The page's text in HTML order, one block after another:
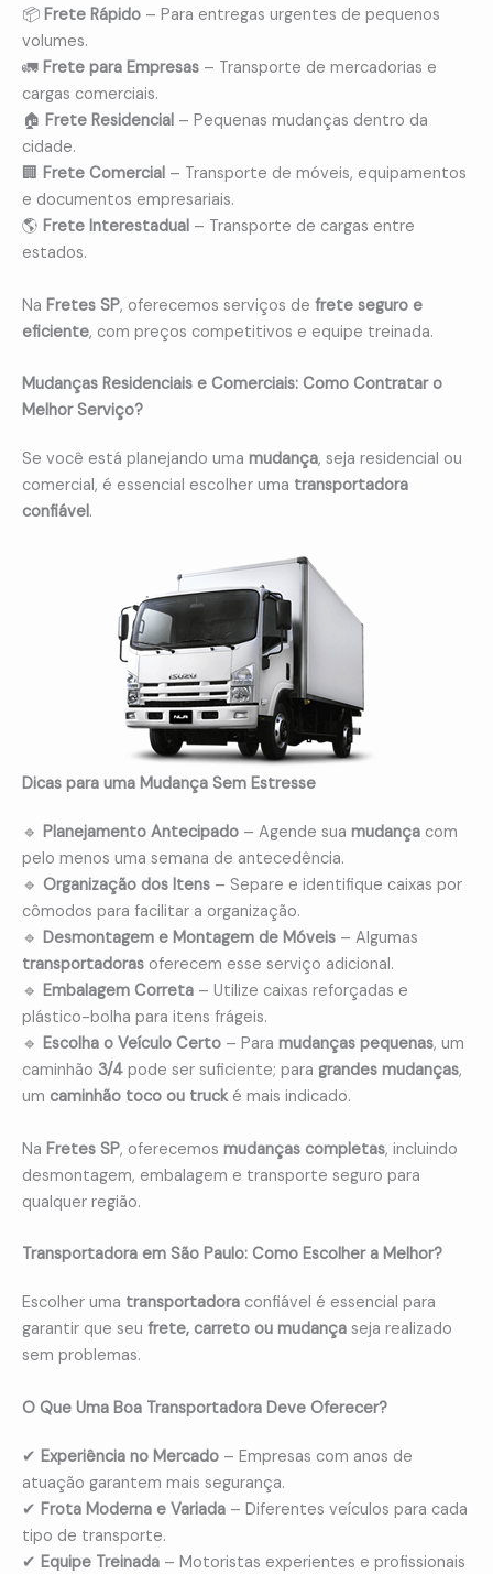
📦 Frete Rápido – Para entregas urgentes de pequenos
volumes.
🚛 Frete para Empresas – Transporte de mercadorias e
cargas comerciais.
🏠 Frete Residencial – Pequenas mudanças dentro da
cidade.
🏢 Frete Comercial – Transporte de móveis, equipamentos
e documentos empresariais.
🌎 Frete Interestadual – Transporte de cargas entre
estados.
Na Fretes SP, oferecemos serviços de frete seguro e
eficiente, com preços competitivos e equipe treinada.
Mudanças Residenciais e Comerciais: Como Contratar o
Melhor Serviço?
Se você está planejando uma mudança, seja residencial ou
comercial, é essencial escolher uma transportadora
confiável.
Dicas para uma Mudança Sem Estresse
🔹 Planejamento Antecipado – Agende sua mudança com
pelo menos uma semana de antecedência.
🔹 Organização dos Itens – Separe e identifique caixas por
cômodos para facilitar a organização.
🔹 Desmontagem e Montagem de Móveis – Algumas
transportadoras oferecem esse serviço adicional.
🔹 Embalagem Correta – Utilize caixas reforçadas e
plástico-bolha para itens frágeis.
🔹 Escolha o Veículo Certo – Para mudanças pequenas, um
caminhão 3/4 pode ser suficiente; para grandes mudanças,
um caminhão toco ou trucké mais indicado.
Na Fretes SP, oferecemos mudanças completas, incluindo
desmontagem, embalagem e transporte seguro para
qualquer região.
Transportadora em São Paulo: Como Escolher a Melhor?
Escolher uma transportadora confiável é essencial para
garantir que seu frete, carreto ou mudança seja realizado
sem problemas.
O Que Uma Boa Transportadora Deve Oferecer?
✔ Experiência no Mercado – Empresas com anos de
atuação garantem mais segurança.
✔ Frota Moderna e Variada – Diferentes veículos para cada
tipo de transporte.
✔ Equipe Treinada – Motoristas experientes e profissionais